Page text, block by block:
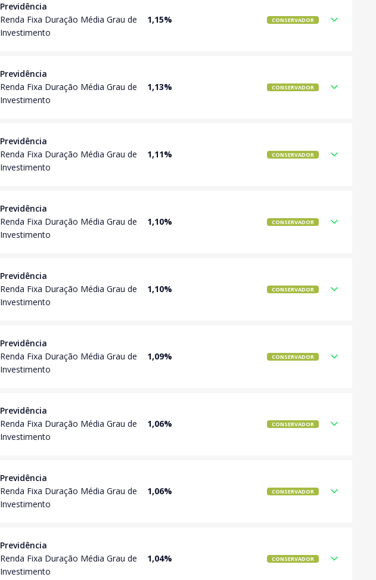
Previdência
Renda Fixa Duração Média Grau de
Investimento
1,15% CONSERVADOR
Previdência
Renda Fixa Duração Média Grau de
Investimento
1,13% CONSERVADOR
Previdência
Renda Fixa Duração Média Grau de
Investimento
1,11% CONSERVADOR
Previdência
Renda Fixa Duração Média Grau de
Investimento
1,10% CONSERVADOR
Previdência
Renda Fixa Duração Média Grau de
Investimento
1,10% CONSERVADOR
Previdência
Renda Fixa Duração Média Grau de
Investimento
1,09% CONSERVADOR
Previdência
Renda Fixa Duração Média Grau de
Investimento
1,06% CONSERVADOR
Previdência
Renda Fixa Duração Média Grau de
Investimento
1,06% CONSERVADOR
Previdência
Renda Fixa Duração Média Grau de
Investimento
1,04% CONSERVADOR